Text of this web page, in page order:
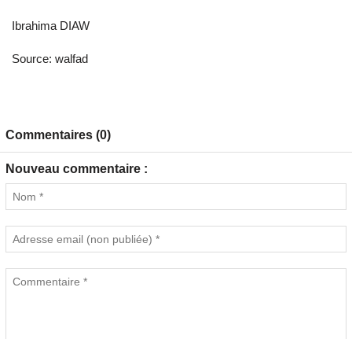
Ibrahima DIAW
Source: walfad
Commentaires (0)
Nouveau commentaire :